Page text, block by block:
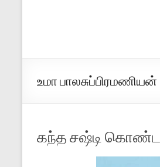
உமா பாலசுப்பிரமணியன்
கந்த சஷ்டி